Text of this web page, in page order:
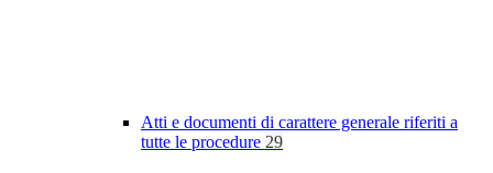
Atti e documenti di carattere generale riferiti a
tutte le procedure 29